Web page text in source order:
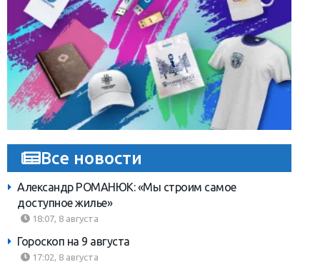
Все новости
Александр РОМАНЮК: «Мы строим самое
доступное жилье»
18:07, 8 августа
Гороскоп на 9 августа
17:02, 8 августа